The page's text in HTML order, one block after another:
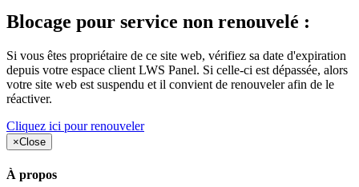
Blocage pour service non renouvelé :
Si vous êtes propriétaire de ce site web, vérifiez sa date d'expiration
depuis votre espace client LWS Panel. Si celle-ci est dépassée, alors
votre site web est suspendu et il convient de renouveler afin de le
réactiver.
Cliquez ici pour renouveler
×Close
À propos